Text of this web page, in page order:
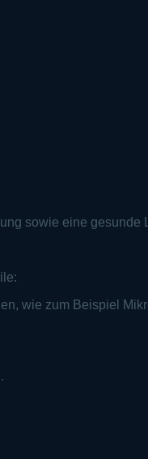
sowie eine gesunde
wie zum Beispiel